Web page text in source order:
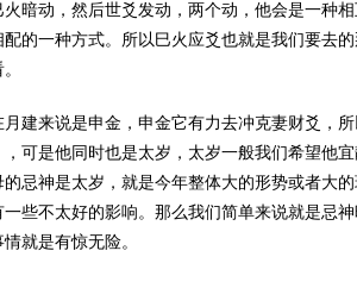
暗动，然后世爻发动，两个动，他会是一种
的一种方式。所以巳火应爻也就是我们要去
建来说是申金，申金它有力去冲克妻财爻，所
可是他同时也是太岁，太岁一般我们希望他
忌神是太岁，就是今年整体大的形势或者大
些不太好的影响。那么我们简单来说就是忌
就是有惊无险。